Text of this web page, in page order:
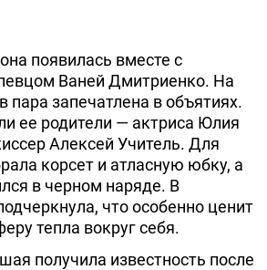
появилась вместе с
Ваней Дмитриенко. На
пара запечатлена в объятиях.
ее родители — актриса Юлия
Алексей Учитель. Для
корсет и атласную юбку, а
в черном наряде. В
что особенно ценит
тепла вокруг себя.
получила известность после